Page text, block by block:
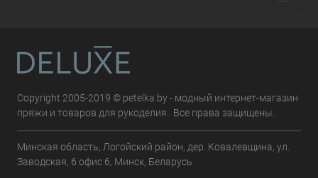
Copyright 2005-2019 © petelka.by - модный интернет-магазин
пряжи и товаров для рукоделия.. Все права защищены.
Минская область, Логойский район, дер. Ковалевщина, ул.
Заводская, 6 офис 6, Минск, Беларусь